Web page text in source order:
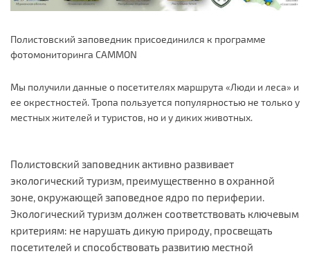
Полистовский заповедник присоединился к программе
фотомониторинга CAMMON
Мы получили данные о посетителях маршрута «Люди и леса» и
ее окрестностей. Тропа пользуется популярностью не только у
местных жителей и туристов, но и у диких животных.
Полистовский заповедник активно развивает
экологический туризм, преимущественно в охранной
зоне, окружающей заповедное ядро по периферии.
Экологический туризм должен соответствовать ключевым
критериям: не нарушать дикую природу, просвещать
посетителей и способствовать развитию местной